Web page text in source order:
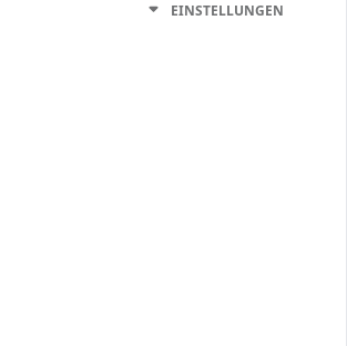
EINSTELLUNGEN